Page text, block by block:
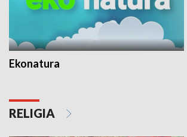
Ekonatura
RELIGIA